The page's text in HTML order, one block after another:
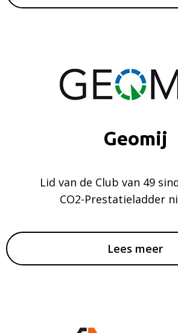
Geomij
Lid van de Club van 49
CO2-Prestatieladder
Lees meer